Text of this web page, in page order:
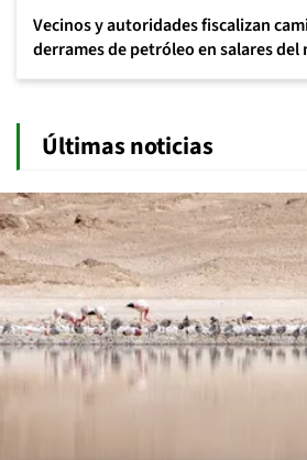
Vecinos y autoridades fiscalizan
derrames de petróleo en salares del
Últimas noticias